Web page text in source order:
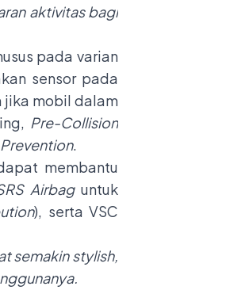
aktivitas bagi
pada varian
sensor pada
jika mobil dalam
Pre-Collision
.
membantu
Airbaguntuk
), serta VSC
semakin stylish,